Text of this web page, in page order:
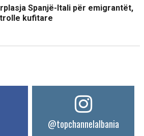
Spanjë-Itali për emigrantët,
kufitare
@topchannelalbania